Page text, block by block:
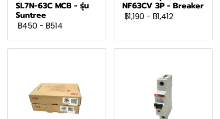
SL7N-63C MCB - รุ่น
Suntree
฿450 - ฿514
NF63CV 3P - Breaker
฿1,190 - ฿1,412